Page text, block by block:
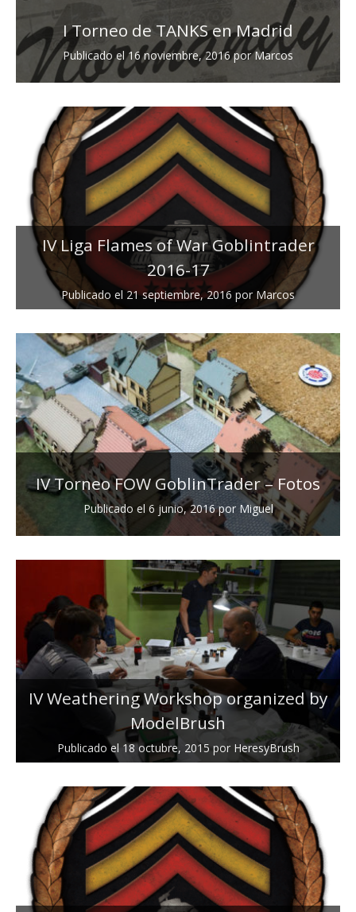
I Torneo de TANKS en Madrid
Publicado el16 noviembre, 2016porMarcos
IV Liga Flames of War Goblintrader
2016-17
Publicado el21 septiembre, 2016 por Marcos
IV Torneo FOW GoblinTrader – Fotos
Publicado el 6 junio, 2016por Miguel
IV Weathering Workshop organized by
ModelBrush
Publicado el 18 octubre, 2015 por HeresyBrush